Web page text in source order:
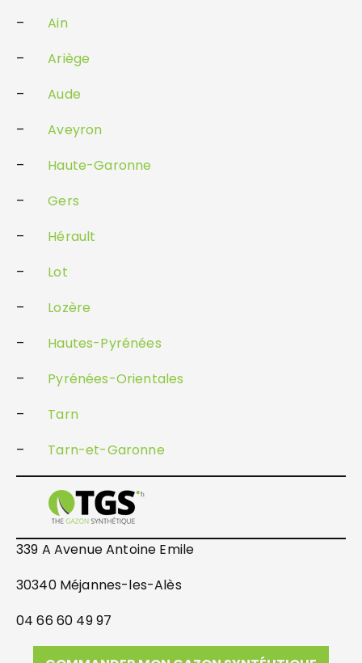
–Ain
–Ariège
–Aude
–Aveyron
– Haute-Garonne
–Gers
– Hérault
– Lot
– Lozère
– Hautes-Pyrénées
– Pyrénées-Orientales
– Tarn
– Tarn-et-Garonne
339 A Avenue Antoine Emile
30340 Méjannes-les-Alès
04 66 60 49 97